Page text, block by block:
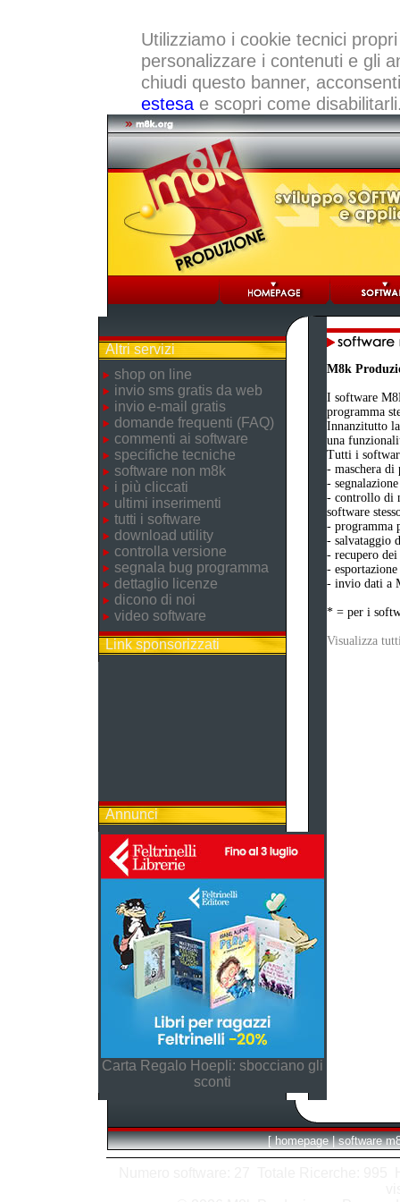
Utilizziamo i cookie tecnici
personalizzare i contenuti e gli
chiudi questo banner,
estesae scopri come
Altri servizi
shop on line
invio sms gratis da web
invio e-mail gratis
domande frequenti (FAQ)
commenti ai software
specifiche tecniche
software non m8k
i più cliccati
ultimi inserimenti
tutti i software
download utility
controlla versione
segnala bug programma
dettaglio licenze
dicono di noi
video software
Link sponsorizzati
Annunci
Carta Regalo Hoepli: sbocciano gli
sconti
M8k
I software
programma
Innanzitutto
una
Tutti i
- maschera di
-
- controllo di
software
- programma
- salvataggio
- recupero
-
- invio dati a
* = per i
Visualizza
[ homepage | software